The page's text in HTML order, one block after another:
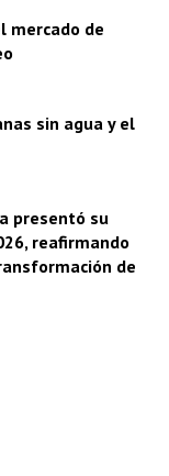
mercado de
sin agua y el
presentó su
reafirmando
de